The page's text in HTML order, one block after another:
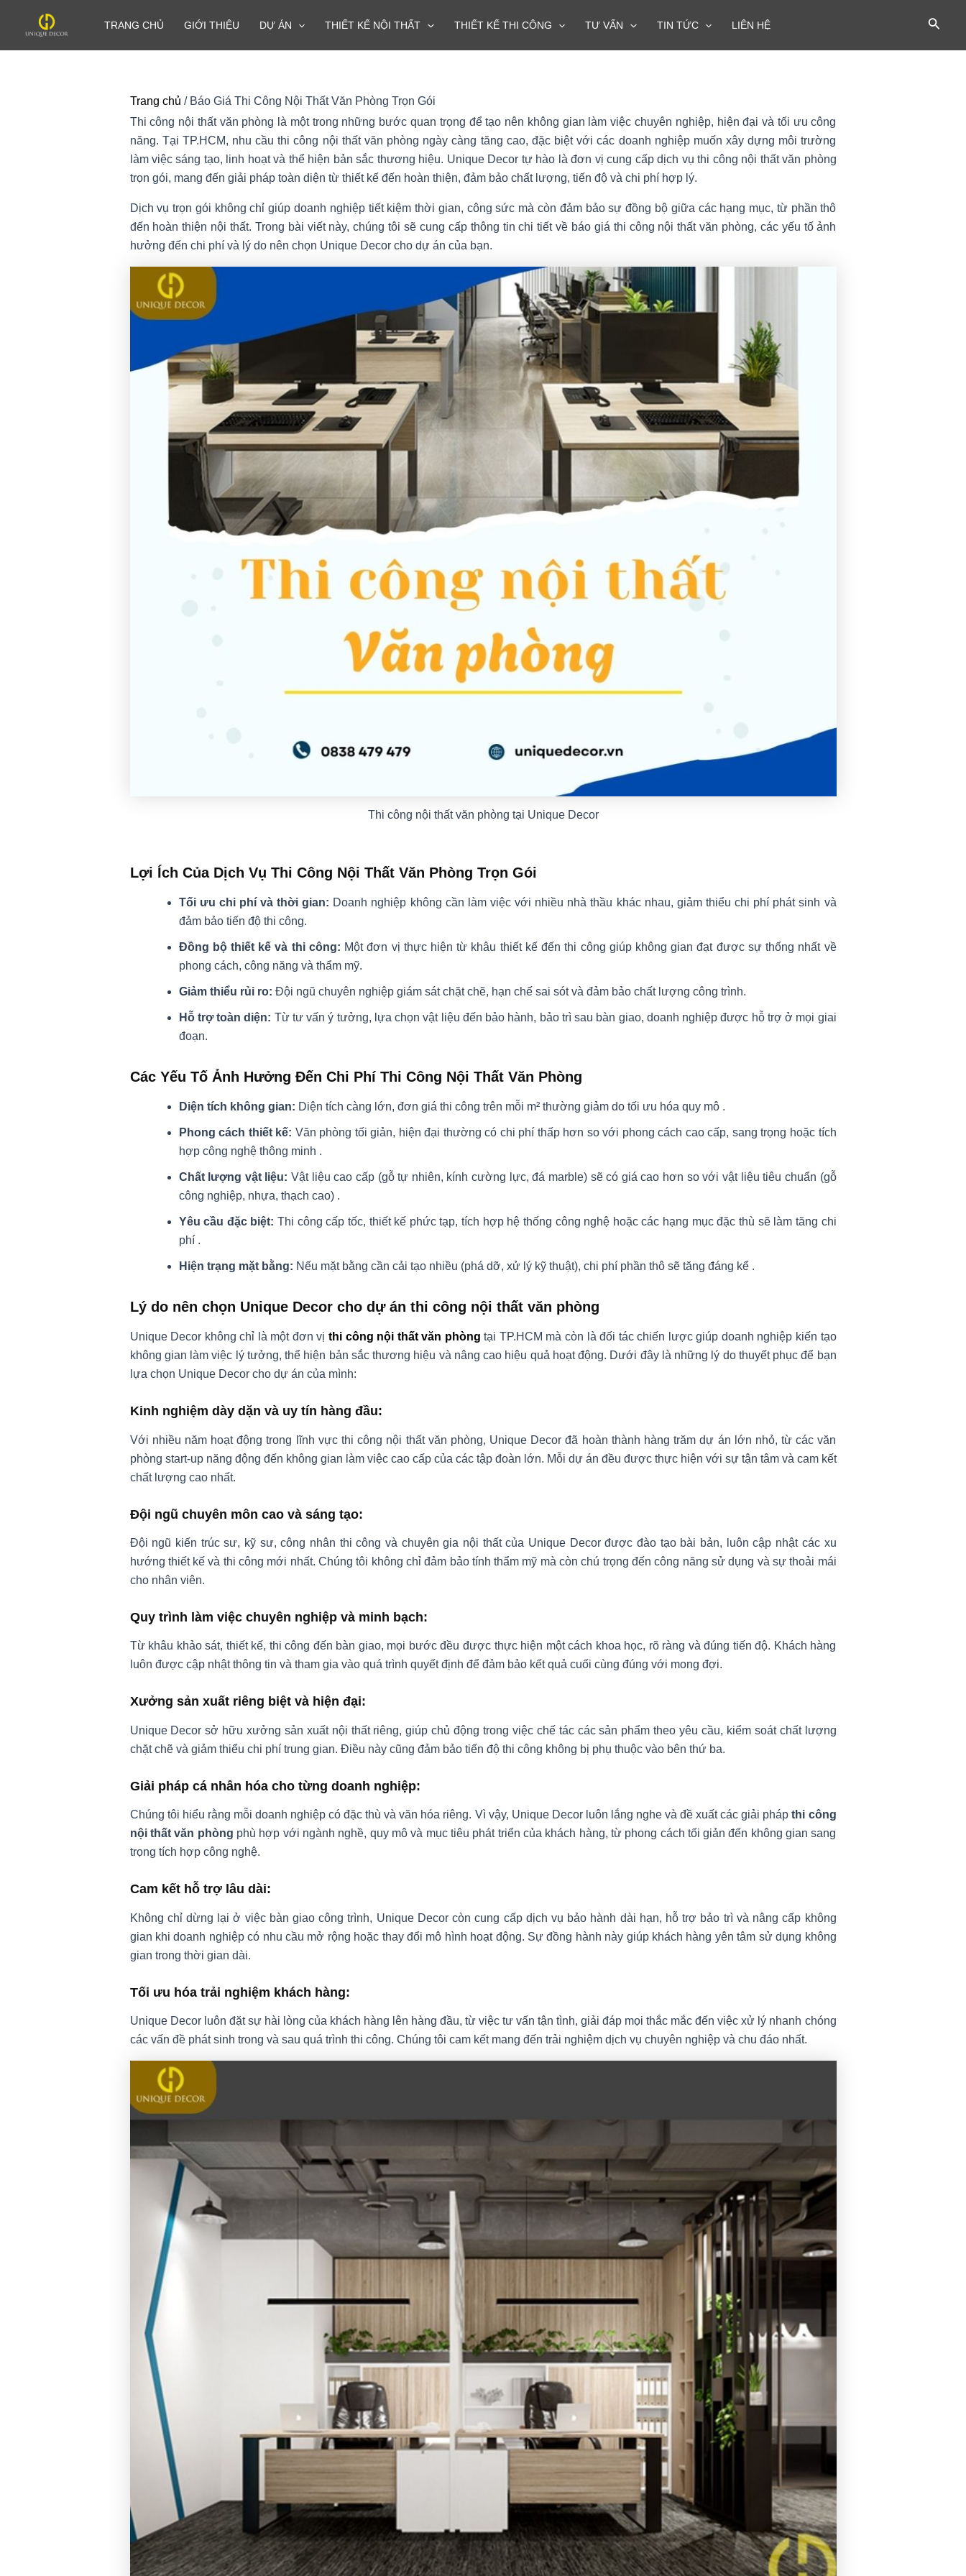
TRANG CHỦ GIỚI THIỆU DỰ ÁN THIẾT KẾ NỘI THẤT THIẾT KẾ THI CÔNG TƯ VẤN TIN TỨC LIÊN HỆ
Trang chủ / Báo Giá Thi Công Nội Thất Văn Phòng Trọn Gói
Thi công nội thất văn phòng là một trong những bước quan trọng để tạo nên không gian làm việc chuyên nghiệp, hiện đại và tối ưu công
năng. Tại TP.HCM, nhu cầu thi công nội thất văn phòng ngày càng tăng cao, đặc biệt với các doanh nghiệp muốn xây dựng môi trường
làm việc sáng tạo, linh hoạt và thể hiện bản sắc thương hiệu. Unique Decor tự hào là đơn vị cung cấp dịch vụ thi công nội thất văn phòng
trọn gói, mang đến giải pháp toàn diện từ thiết kế đến hoàn thiện, đảm bảo chất lượng, tiến độ và chi phí hợp lý.
Dịch vụ trọn gói không chỉ giúp doanh nghiệp tiết kiệm thời gian, công sức mà còn đảm bảo sự đồng bộ giữa các hạng mục, từ phần thô
đến hoàn thiện nội thất. Trong bài viết này, chúng tôi sẽ cung cấp thông tin chi tiết về báo giá thi công nội thất văn phòng, các yếu tố ảnh
hưởng đến chi phí và lý do nên chọn Unique Decor cho dự án của bạn.
Thi công nội thất văn phòng tại Unique Decor
Lợi Ích Của Dịch Vụ Thi Công Nội Thất Văn Phòng Trọn Gói
Tối ưu chi phí và thời gian: Doanh nghiệp không cần làm việc với nhiều nhà thầu khác nhau, giảm thiểu chi phí phát sinh và
đảm bảo tiến độ thi công.
Đồng bộ thiết kế và thi công: Một đơn vị thực hiện từ khâu thiết kế đến thi công giúp không gian đạt được sự thống nhất về
phong cách, công năng và thẩm mỹ.
Giảm thiểu rủi ro: Đội ngũ chuyên nghiệp giám sát chặt chẽ, hạn chế sai sót và đảm bảo chất lượng công trình.
Hỗ trợ toàn diện: Từ tư vấn ý tưởng, lựa chọn vật liệu đến bảo hành, bảo trì sau bàn giao, doanh nghiệp được hỗ trợ ở mọi giai
đoạn.
Các Yếu Tố Ảnh Hưởng Đến Chi Phí Thi Công Nội Thất Văn Phòng
Diện tích không gian: Diện tích càng lớn, đơn giá thi công trên mỗi m² thường giảm do tối ưu hóa quy mô .
Phong cách thiết kế: Văn phòng tối giản, hiện đại thường có chi phí thấp hơn so với phong cách cao cấp, sang trọng hoặc tích
hợp công nghệ thông minh .
Chất lượng vật liệu: Vật liệu cao cấp (gỗ tự nhiên, kính cường lực, đá marble) sẽ có giá cao hơn so với vật liệu tiêu chuẩn (gỗ
công nghiệp, nhựa, thạch cao) .
Yêu cầu đặc biệt: Thi công cấp tốc, thiết kế phức tạp, tích hợp hệ thống công nghệ hoặc các hạng mục đặc thù sẽ làm tăng chi
phí .
Hiện trạng mặt bằng: Nếu mặt bằng cần cải tạo nhiều (phá dỡ, xử lý kỹ thuật), chi phí phần thô sẽ tăng đáng kể .
Lý do nên chọn Unique Decor cho dự án thi công nội thất văn phòng
Unique Decor không chỉ là một đơn vị thi công nội thất văn phòng tại TP.HCM mà còn là đối tác chiến lược giúp doanh nghiệp kiến tạo
không gian làm việc lý tưởng, thể hiện bản sắc thương hiệu và nâng cao hiệu quả hoạt động. Dưới đây là những lý do thuyết phục để bạn
lựa chọn Unique Decor cho dự án của mình:
Kinh nghiệm dày dặn và uy tín hàng đầu:
Với nhiều năm hoạt động trong lĩnh vực thi công nội thất văn phòng, Unique Decor đã hoàn thành hàng trăm dự án lớn nhỏ, từ các văn
phòng start-up năng động đến không gian làm việc cao cấp của các tập đoàn lớn. Mỗi dự án đều được thực hiện với sự tận tâm và cam kết
chất lượng cao nhất.
Đội ngũ chuyên môn cao và sáng tạo:
Đội ngũ kiến trúc sư, kỹ sư, công nhân thi công và chuyên gia nội thất của Unique Decor được đào tạo bài bản, luôn cập nhật các xu
hướng thiết kế và thi công mới nhất. Chúng tôi không chỉ đảm bảo tính thẩm mỹ mà còn chú trọng đến công năng sử dụng và sự thoải mái
cho nhân viên.
Quy trình làm việc chuyên nghiệp và minh bạch:
Từ khâu khảo sát, thiết kế, thi công đến bàn giao, mọi bước đều được thực hiện một cách khoa học, rõ ràng và đúng tiến độ. Khách hàng
luôn được cập nhật thông tin và tham gia vào quá trình quyết định để đảm bảo kết quả cuối cùng đúng với mong đợi.
Xưởng sản xuất riêng biệt và hiện đại:
Unique Decor sở hữu xưởng sản xuất nội thất riêng, giúp chủ động trong việc chế tác các sản phẩm theo yêu cầu, kiểm soát chất lượng
chặt chẽ và giảm thiểu chi phí trung gian. Điều này cũng đảm bảo tiến độ thi công không bị phụ thuộc vào bên thứ ba.
Giải pháp cá nhân hóa cho từng doanh nghiệp:
Chúng tôi hiểu rằng mỗi doanh nghiệp có đặc thù và văn hóa riêng. Vì vậy, Unique Decor luôn lắng nghe và đề xuất các giải phápthi công
nội thất văn phòng phù hợp với ngành nghề, quy mô và mục tiêu phát triển của khách hàng, từ phong cách tối giản đến không gian sang
trọng tích hợp công nghệ.
Cam kết hỗ trợ lâu dài:
Không chỉ dừng lại ở việc bàn giao công trình, Unique Decor còn cung cấp dịch vụ bảo hành dài hạn, hỗ trợ bảo trì và nâng cấp không
gian khi doanh nghiệp có nhu cầu mở rộng hoặc thay đổi mô hình hoạt động. Sự đồng hành này giúp khách hàng yên tâm sử dụng không
gian trong thời gian dài.
Tối ưu hóa trải nghiệm khách hàng:
Unique Decor luôn đặt sự hài lòng của khách hàng lên hàng đầu, từ việc tư vấn tận tình, giải đáp mọi thắc mắc đến việc xử lý nhanh chóng
các vấn đề phát sinh trong và sau quá trình thi công. Chúng tôi cam kết mang đến trải nghiệm dịch vụ chuyên nghiệp và chu đáo nhất.